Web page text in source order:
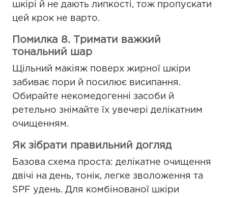
шкірі й не дають липкості, тож пропускати
цей крок не варто.
Помилка 8. Тримати важкий
тональний шар
Щільний макіяж поверх жирної шкіри
забиває пори й посилює висипання.
Обирайте некомедогенні засоби й
ретельно знімайте їх увечері делікатним
очищенням.
Як зібрати правильний догляд
Базова схема проста: делікатне очищення
двічі на день, тонік, легке зволоження та
SPF удень. Для комбінованої шкіри